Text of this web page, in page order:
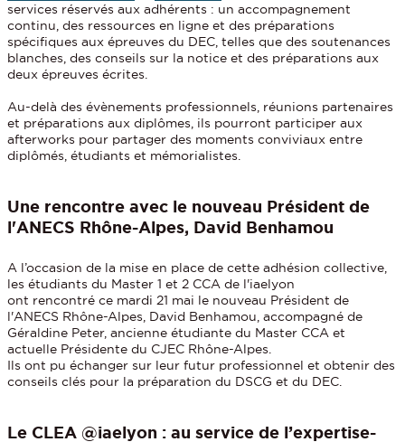
services réservés aux adhérents : un accompagnement
continu, des ressources en ligne et des préparations
spécifiques aux épreuves du DEC, telles que des soutenances
blanches, des conseils sur la notice et des préparations aux
deux épreuves écrites.
Au-delà des évènements professionnels, réunions partenaires
et préparations aux diplômes, ils pourront participer aux
afterworks pour partager des moments conviviaux entre
diplômés, étudiants et mémorialistes.
Une rencontre avec le nouveau Président de
l'ANECS Rhône-Alpes, David Benhamou
A l’occasion de la mise en place de cette adhésion collective,
les étudiants du Master 1 et 2 CCA de l'iaelyon
ont rencontré ce mardi 21 mai le nouveau Président de
l'ANECS Rhône-Alpes, David Benhamou, accompagné de
Géraldine Peter, ancienne étudiante du Master CCA et
actuelle Présidente du CJEC Rhône-Alpes.
Ils ont pu échanger sur leur futur professionnel et obtenir des
conseils clés pour la préparation du DSCG et du DEC.
Le CLEA @iaelyon : au service de l’expertise-